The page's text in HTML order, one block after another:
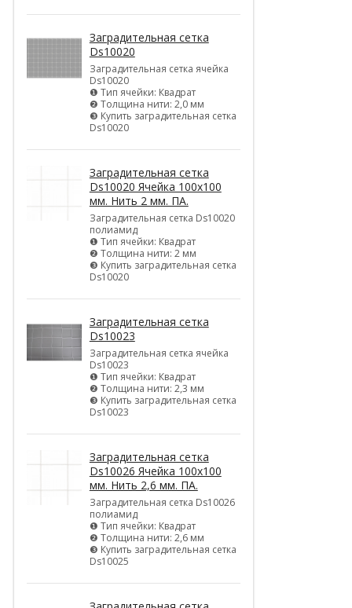
Заградительная сетка
Ds10020
Заградительная сетка ячейка
Ds10020
❶ Тип ячейки: Квадрат
❷ Толщина нити: 2,0 мм
❸ Купить заградительная сетка
Ds10020
Заградительная сетка
Ds10020 Ячейка 100х100
мм. Нить 2 мм. ПА.
Заградительная сетка Ds10020
полиамид
❶ Тип ячейки: Квадрат
❷ Толщина нити: 2 мм
❸ Купить заградительная сетка
Ds10020
Заградительная сетка
Ds10023
Заградительная сетка ячейка
Ds10023
❶ Тип ячейки: Квадрат
❷ Толщина нити: 2,3 мм
❸ Купить заградительная сетка
Ds10023
Заградительная сетка
Ds10026 Ячейка 100х100
мм. Нить 2,6 мм. ПА.
Заградительная сетка Ds10026
полиамид
❶ Тип ячейки: Квадрат
❷ Толщина нити: 2,6 мм
❸ Купить заградительная сетка
Ds10025